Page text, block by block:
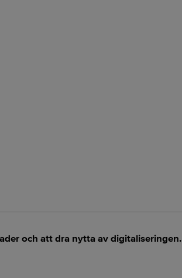
och att dra nytta av digitaliseringen.